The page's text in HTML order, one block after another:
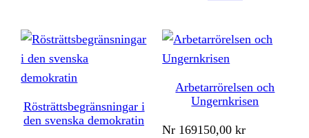
Rösträttsbegränsningar i
den svenska demokratin
Arbetarrörelsen och
Ungernkrisen
Nr 169150,00kr